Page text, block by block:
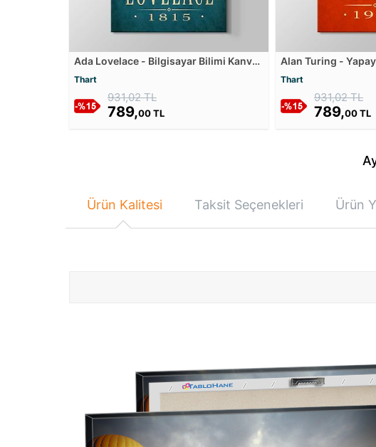
Ada Lovelace - Bilgisayar Bilimi Kanvas
Thart
931,02 TL
789,00 TL
Alan Turing -
Thart
931,02 TL
789,00 TL
Ürün Kalitesi Taksit Seçenekleri Ürün